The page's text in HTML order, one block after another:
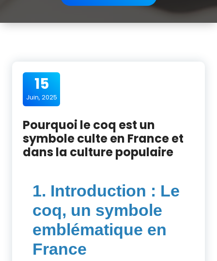
15
Juin, 2025
Pourquoi le coq est un
symbole culte en France et
dans la culture populaire
1. Introduction : Le
coq, un symbole
emblématique en
France